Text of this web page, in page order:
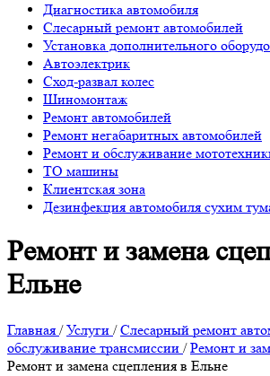
Диагностика автомобиля
Слесарный ремонт автомобилей
Установка дополнительного
Автоэлектрик
Сход-развал колес
Шиномонтаж
Ремонт автомобилей
Ремонт негабаритных автомобилей
Ремонт и обслуживание
ТО машины
Клиентская зона
Дезинфекция автомобиля сухим
Ремонт и замена
Ельне
Главная /Услуги /Слесарный ремонт
обслуживание трансмиссии /Ремонт и
Ремонт и замена сцепления в Ельне